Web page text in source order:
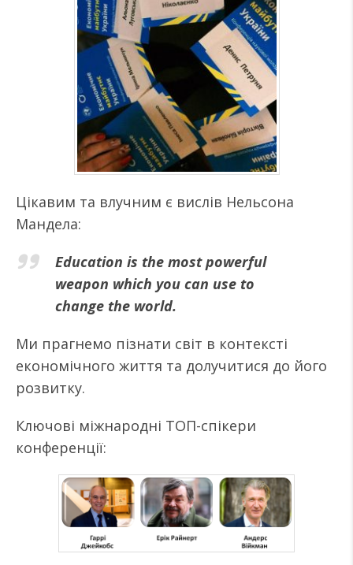
Цікавим та влучним є вислів Нельсона
Мандела:
Education is the most powerful
weapon which you can use to
change the world.
Ми прагнемо пізнати світ в контексті
економічного життя та долучитися до його
розвитку.
Ключові міжнародні ТОП-спікери
конференції: